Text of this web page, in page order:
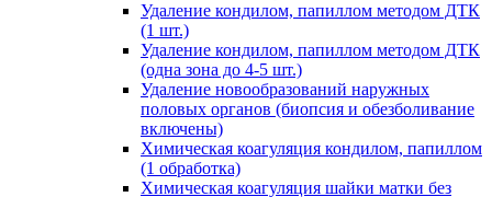
Удаление кондилом, папиллом методом ДТК
(1 шт.)
Удаление кондилом, папиллом методом ДТК
(одна зона до 4-5 шт.)
Удаление новообразований наружных
половых органов (биопсия и обезболивание
включены)
Химическая коагуляция кондилом, папиллом
(1 обработка)
Химическая коагуляция шайки матки без